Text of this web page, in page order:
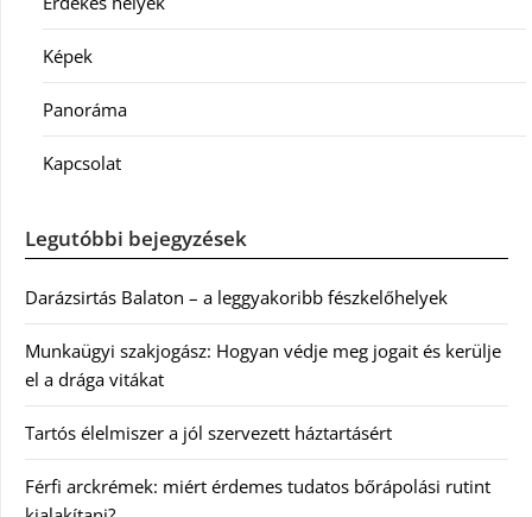
Képek
Panoráma
Kapcsolat
Legutóbbi bejegyzések
Darázsirtás Balaton – a leggyakoribb fészkelőhelyek
Munkaügyi szakjogász: Hogyan védje meg jogait és kerülje
el a drága vitákat
Tartós élelmiszer a jól szervezett háztartásért
Férfi arckrémek: miért érdemes tudatos bőrápolási rutint